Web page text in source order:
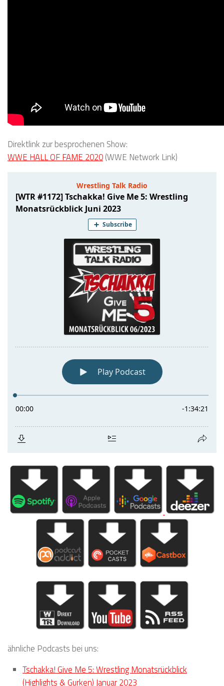
Direktlink zur besprochenen Show:
WWE HALL OF FAME 2020 (WWE Network Link)
ähnliche Podcasts bei uns:
Tschakka! Give Me 5: Wrestling Monatsrückblick
(Highlights & Gurken) Januar 2023